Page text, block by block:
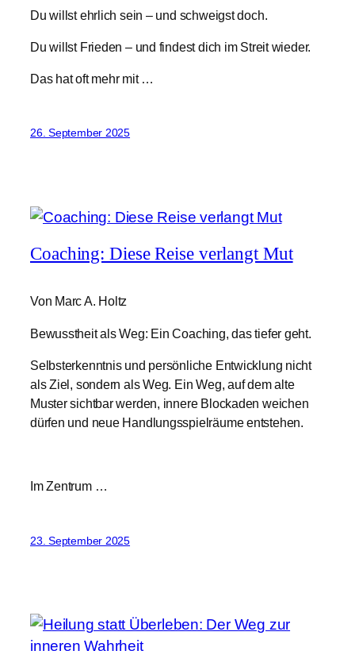
Du willst ehrlich sein – und schweigst doch.
Du willst Frieden – und findest dich im Streit wieder.
Das hat oft mehr mit …
26. September 2025
Coaching: Diese Reise verlangt Mut
Von Marc A. Holtz
Bewusstheit als Weg: Ein Coaching, das tiefer geht.
Selbsterkenntnis und persönliche Entwicklung nicht
als Ziel, sondern als Weg. Ein Weg, auf dem alte
Muster sichtbar werden, innere Blockaden weichen
dürfen und neue Handlungsspielräume entstehen.
Im Zentrum …
23. September 2025